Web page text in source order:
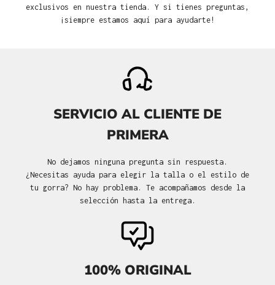
exclusivos en nuestra tienda. Y si tienes preguntas,
¡siempre estamos aquí para ayudarte!
SERVICIO AL CLIENTE DE
PRIMERA
No dejamos ninguna pregunta sin respuesta.
¿Necesitas ayuda para elegir la talla o el estilo de
tu gorra? No hay problema. Te acompañamos desde la
selección hasta la entrega.
100% ORIGINAL